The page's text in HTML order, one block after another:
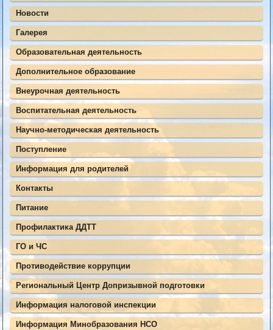
Новости
Галерея
Образовательная деятельность
Дополнительное образование
Внеурочная деятельность
Воспитательная деятельность
Научно-методическая деятельность
Поступление
Информация для родителей
Контакты
Питание
Профилактика ДДТТ
ГО и ЧС
Противодействие коррупции
Региональный Центр Допризывной подготовки
Информация налоговой инспекции
Информация Минобразования НСО